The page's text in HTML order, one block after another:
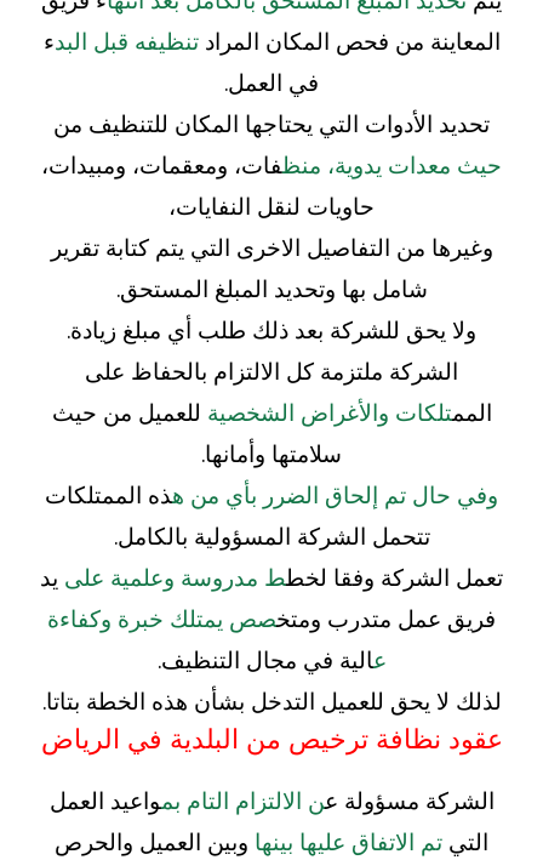
المعاينة من فحص المكان المرادتنظيفه قبل البدء
في العمل.
تحديد الأدوات التي يحتاجها المكان للتنظيف من
حيث معدات يدوية، منظفات، ومعقمات، ومبيدات،
حاويات لنقل النفايات،
وغيرها من التفاصيل الاخرى التي يتم كتابة تقرير
شامل بها وتحديد المبلغ المستحق.
ولا يحق للشركة بعد ذلك طلب أي مبلغ زيادة.
الشركة ملتزمة كل الالتزام بالحفاظ على
الممتلكات والأغراض الشخصية للعميل من حيث
سلامتها وأمانها.
وفي حال تم إلحاق الضرر بأي من هذه الممتلكات
تتحمل الشركة المسؤولية بالكامل.
تعمل الشركة وفقا لخطط مدروسة وعلمية على يد
فريق عمل متدرب ومتخصص يمتلك خبرة وكفاءة
عالية في مجال التنظيف.
لذلك لا يحق للعميل التدخل بشأن هذه الخطة بتاتا.
عقود نظافة ترخيص من البلدية في الرياض
الشركة مسؤولة عن الالتزام التام بمواعيد العمل
التي تم الاتفاق عليها بينها وبين العميل والحرص